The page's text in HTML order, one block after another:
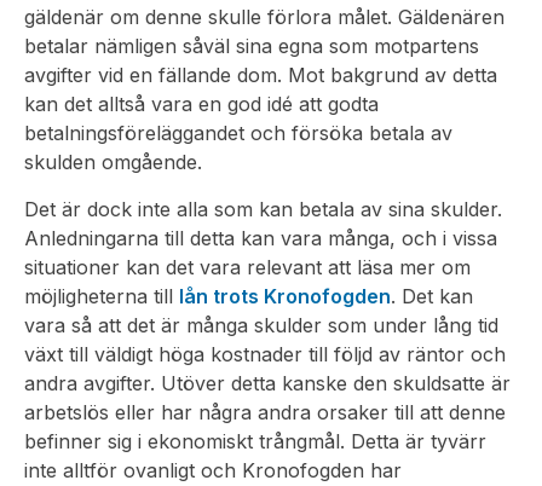
gäldenär om denne skulle förlora målet. Gäldenären
betalar nämligen såväl sina egna som motpartens
avgifter vid en fällande dom. Mot bakgrund av detta
kan det alltså vara en god idé att godta
betalningsföreläggandet och försöka betala av
skulden omgående.
Det är dock inte alla som kan betala av sina skulder.
Anledningarna till detta kan vara många, och i vissa
situationer kan det vara relevant att läsa mer om
möjligheterna till lån trots Kronofogden. Det kan
vara så att det är många skulder som under lång tid
växt till väldigt höga kostnader till följd av räntor och
andra avgifter. Utöver detta kanske den skuldsatte är
arbetslös eller har några andra orsaker till att denne
befinner sig i ekonomiskt trångmål. Detta är tyvärr
inte alltför ovanligt och Kronofogden har